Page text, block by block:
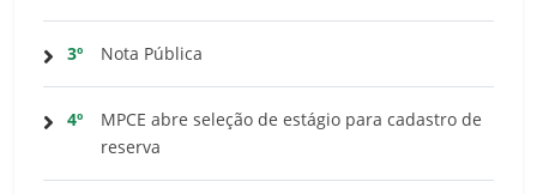
3º Nota Pública
4º
MPCE abre seleção de estágio para cadastro de
reserva